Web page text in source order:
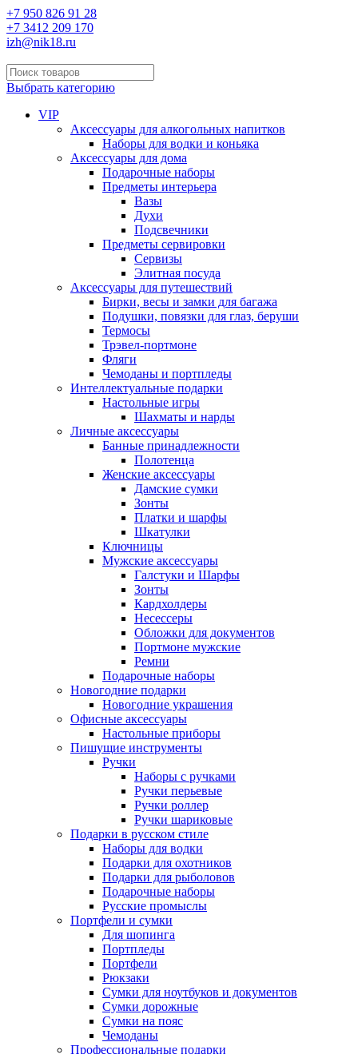
+7 950 826 91 28
+7 3412 209 170
izh@nik18.ru
Выбрать категорию
VIP
Аксессуары для алкогольных напитков
Наборы для водки и коньяка
Аксессуары для дома
Подарочные наборы
Предметы интерьера
Вазы
Духи
Подсвечники
Предметы сервировки
Сервизы
Элитная посуда
Аксессуары для путешествий
Бирки, весы и замки для багажа
Подушки, повязки для глаз, беруши
Термосы
Трэвел-портмоне
Фляги
Чемоданы и портпледы
Интеллектуальные подарки
Настольные игры
Шахматы и нарды
Личные аксессуары
Банные принадлежности
Полотенца
Женские аксессуары
Дамские сумки
Зонты
Платки и шарфы
Шкатулки
Ключницы
Мужские аксессуары
Галстуки и Шарфы
Зонты
Кардхолдеры
Несессеры
Обложки для документов
Портмоне мужские
Ремни
Подарочные наборы
Новогодние подарки
Новогодние украшения
Офисные аксессуары
Настольные приборы
Пишущие инструменты
Ручки
Наборы с ручками
Ручки перьевые
Ручки роллер
Ручки шариковые
Подарки в русском стиле
Наборы для водки
Подарки для охотников
Подарки для рыболовов
Подарочные наборы
Русские промыслы
Портфели и сумки
Для шопинга
Портпледы
Портфели
Рюкзаки
Сумки для ноутбуков и документов
Сумки дорожные
Сумки на пояс
Чемоданы
Профессиональные подарки